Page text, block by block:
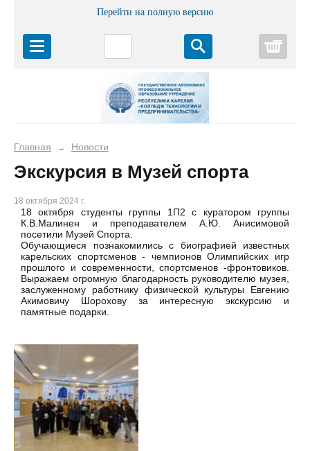
Перейти на полную версию
Главная → Новости
Экскурсия в Музей спорта
18 октября 2024 г.
18 октября студенты группы 1П2 с куратором группы
К.В.Малинен и преподавателем А.Ю. Анисимовой
посетили Музей Спорта.
Обучающиеся познакомились с биографией известных
карельских спортсменов - чемпионов Олимпийских игр
прошлого и современности, спортсменов -фронтовиков.
Выражаем огромную благодарность руководителю музея,
заслуженному работнику физической культуры Евгению
Акимовичу Шорохову за интересную экскурсию и
памятные подарки.